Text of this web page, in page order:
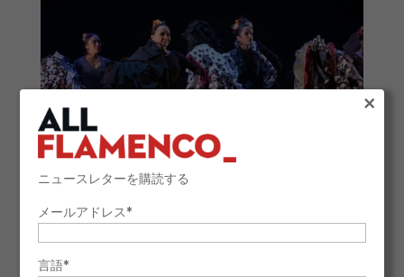
フラメンコ舞踊の起源：情熱と抵抗、そして生き
た芸術の物語
2025年11月3日
ニュースレターを購読する
メールアドレス*
言語*
×